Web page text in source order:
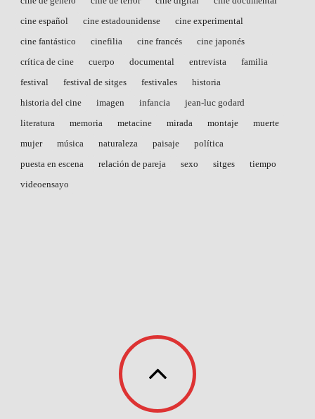
cine español
cine estadounidense
cine experimental
cine fantástico
cinefilia cine francés
cine japonés
crítica de cine
cuerpo documental entrevista
familia
festival
festival de sitges festivales
historia
historia del cine
imagen infancia
jean-luc godard
literatura
memoria metacine mirada montaje
muerte
mujer
música naturaleza paisaje
política
puesta en escena
relación de pareja sexo sitges
tiempo
videoensayo